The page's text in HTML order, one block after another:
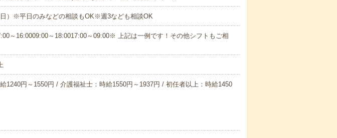
）※平日のみなどの相談もOK※週3なども相談OK
～16:0009:00～18:0017:00～09:00※ 上記は一例です！その他シフトもご相
1240円～1550円 / 介護福祉士：時給1550円～1937円 / 初任者以上：時給1450